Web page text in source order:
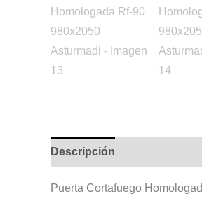
Descripción
Puerta Cortafuego